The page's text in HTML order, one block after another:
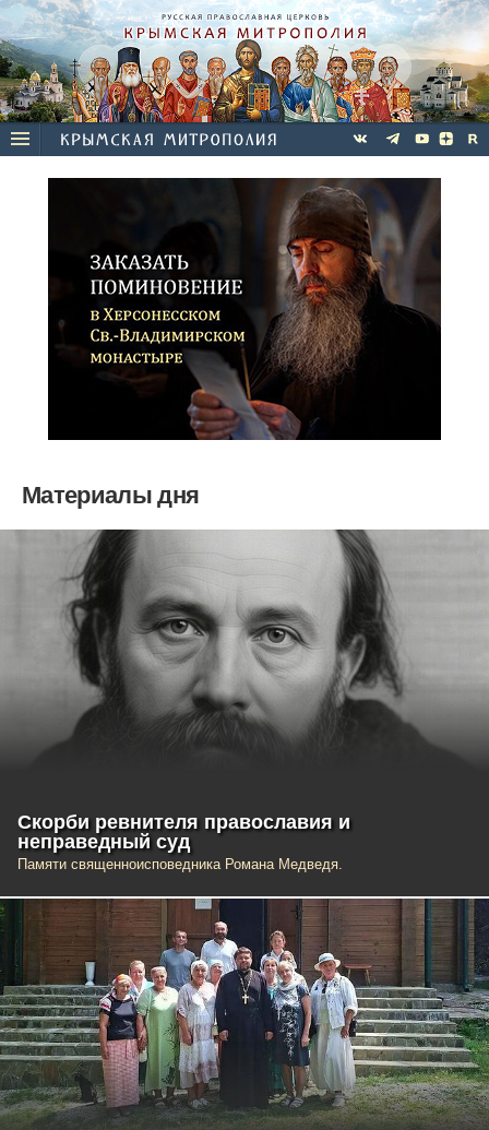
Материалы дня
Скорби ревнителя православия и
неправедный суд
Памяти священноисповедника Романа Медведя.